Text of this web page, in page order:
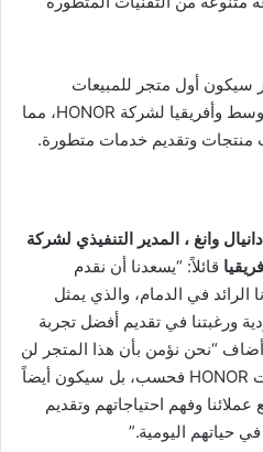
سيكون أول متجر للمبيعات
والخدمات SI 4.0 في الشرق الأوسط وأفريقيا لشركة HONOR، مما
منتجات وتقديم خدمات متطورة.
وانغ ، المدير التنفيذي لشركة
قائلاً: “يسعدنا أن نقدم
في الدمام، والذي يمثل
ورغبتنا في تقديم أفضل تجربة
أضاف “نحن نؤمن بأن هذا المتجر لن
يكون بمثابة مركز لمحبي منتجات HONOR فحسب، بل سيكون أيضاً
وفهم احتياجاتهم وتقديم
حياتهم اليومية.”